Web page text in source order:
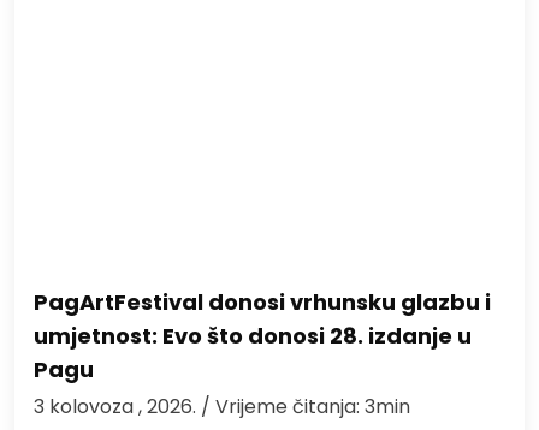
PagArtFestival donosi vrhunsku glazbu i
umjetnost: Evo što donosi 28. izdanje u
Pagu
3 kolovoza , 2026. / Vrijeme čitanja: 3min